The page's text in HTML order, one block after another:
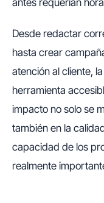
Desde redactar
hasta crear
atención al cliente,
herramienta
impacto no solo se
también en la
capacidad de los
realmente